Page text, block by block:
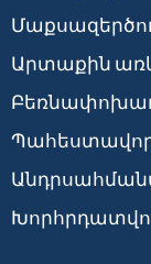
Արտաքին